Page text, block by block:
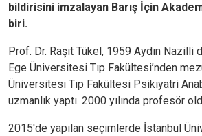
bildirisini imzalayan Barış İçin
biri.
Prof. Dr. Raşit Tükel, 1959 Aydın Nazilli
Ege Üniversitesi Tıp Fakültesi’nden
Üniversitesi Tıp Fakültesi Psikiyatri
uzmanlık yaptı. 2000 yılında profesör
2015'de yapılan seçimlerde İstanbul